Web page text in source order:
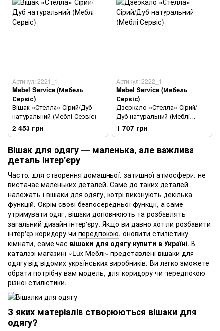
Артикул: 2221_1
Mebel Service (Мебель
Сервіс)
Вішак «Стелла» Сірий/Дуб
натуральний (Меблі Сервіс)
2 453 грн
Артикул: 2222_1
Mebel Service (Мебель
Сервіс)
Дзеркало «Стелла» Сірий/
Дуб натуральний (Меблі
Сервіс)
1 707 грн
Вішак для одягу — маленька, але важлива
деталь інтер'єру
Часто, для створення домашньої, затишної атмосфери, не
вистачає маленьких деталей. Саме до таких деталей
належать і вішаки для одягу, котрі виконують декілька
функцій. Окрім своєї безпосередньої функції, а саме
утримувати одяг, вішаки доповнюють та розбавлять
загальний дизайн інтер'єру. Якщо ви давно хотіли розбавити
інтер'єр коридору чи передпокою, оновити стилістику
кімнати, саме час вішаки для одягу купити в Україні. В
каталозі магазині «Lux Меблі» представлені вішаки для
одягу від відомих українських виробників. Ви легко зможете
обрати потрібну вам модель, для коридору чи передпокою
різної стилістики.
З яких матеріалів створюються вішаки для
одягу?